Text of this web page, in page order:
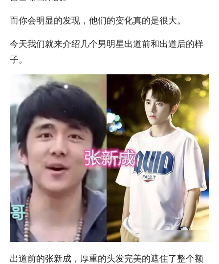
而你会明显的发现，他们的变化真的是很大。
今天我们就来介绍几个男明星出道前和出道后的样
子。
出道前的张新成，厚重的头发完美的遮住了整个额